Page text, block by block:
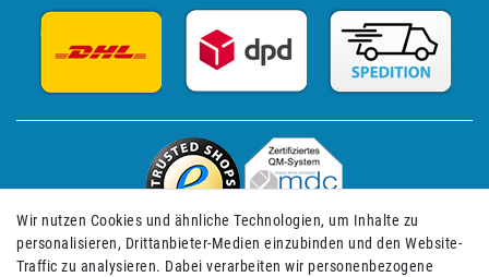
Wir nutzen Cookies und ähnliche Technologien, um Inhalte zu
personalisieren, Drittanbieter-Medien einzubinden und den Website-
Traffic zu analysieren. Dabei verarbeiten wir personenbezogene